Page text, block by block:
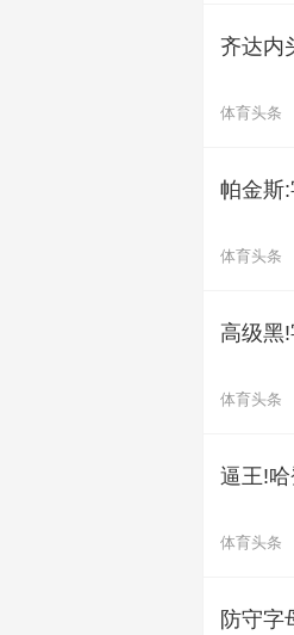
齐达内
体育头条
帕金斯
体育头条
高级黑
体育头条
逼王!
体育头条
防守字